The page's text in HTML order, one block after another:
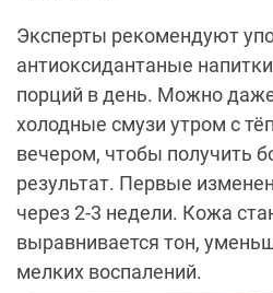
Эксперты рекомендуют
антиоксидантаные
порций в день. Можно
холодные смузи утром с
вечером, чтобы получить
результат. Первые
через 2-3 недели. Кожа
выравнивается тон,
мелких воспалений.